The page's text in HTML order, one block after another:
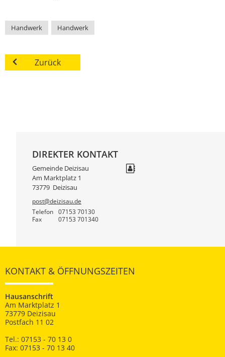
Handwerk Handwerk
Zurück
DIREKTER KONTAKT
Gemeinde Deizisau
Am Marktplatz 1
73779 Deizisau
post@deizisau.de
Telefon
07153 70130
Fax 07153 701340
KONTAKT & ÖFFNUNGSZEITEN
Hausanschrift
Am Marktplatz 1
73779 Deizisau
Postfach 11 02
Tel.: 07153 - 70 13 0
Fax: 07153 - 70 13 40